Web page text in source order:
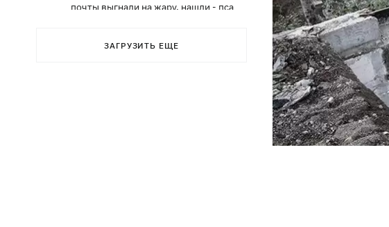
почты выгнали на жару, нашли - пса
ЗАГРУЗИТЬ ЕЩЕ